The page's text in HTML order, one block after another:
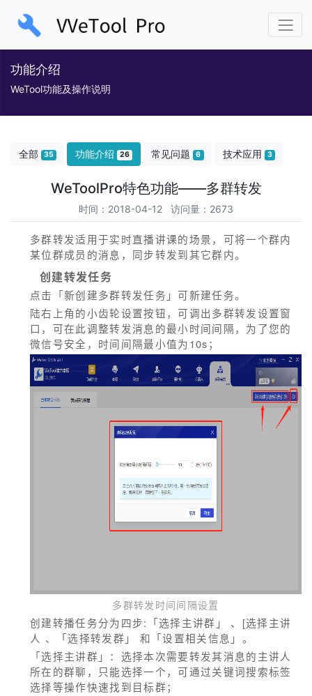
功能介绍
WeTool功能及操作说明
全部 35 功能介绍 26 常见问题 6 技术应用 3
WeToolPro特色功能——多群转发
时间：2018-04-12 访问量：2673
多群转发适用于实时直播讲课的场景，可将一个群内
某位群成员的消息，同步转发到其它群内。
创建转发任务
点击「新创建多群转发任务」可新建任务。
陆右上角的小齿轮设置按钮，可调出多群转发设置窗
口，可在此调整转发消息的最小时间间隔，为了您的
微信号安全，时间间隔最小值为10s；
多群转发时间间隔设置
创建转播任务分为四步:「选择主讲群」 、[选择主讲
人 、「选择转发群」 和「设置相关信息」。
「选择主讲群」：选择本次需要转发其消息的主讲人
所在的群聊，只能选择一个，可通过关键词搜索标签
选择等操作快速找到目标群；